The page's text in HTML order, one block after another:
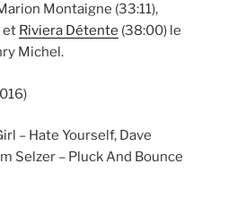
Montaigne (33:11),
et Riviera Détente (38:00) le
Michel.
– Hate Yourself, Dave
Selzer – Pluck And Bounce